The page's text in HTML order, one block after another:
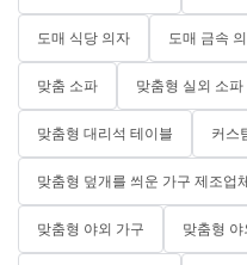
도매 식당 의자 도매 금속
맞춤 소파 맞춤형 실외 소파
맞춤형 대리석 테이블 커스
맞춤형 덮개를 씌운 가구 제조업
맞춤형 야외 가구 맞춤형 야